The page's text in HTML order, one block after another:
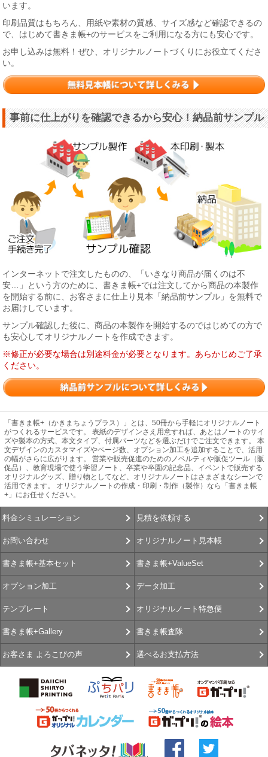
います。
印刷品質はもちろん、用紙や素材の質感、サイズ感など確認できるの
で、はじめて書きま帳+のサービスをご利用になる方にも安心です。
お申し込みは無料！ぜひ、オリジナルノートづくりにお役立てくださ
い。
事前に仕上がりを確認できるから安心！納品前サンプル
インターネットで注文したものの、「いきなり商品が届くのは不
安…」という方のために、書きま帳+では注文してから商品の本製作
を開始する前に、お客さまに仕上り見本「納品前サンプル」を無料で
お届けしています。
サンプル確認した後に、商品の本製作を開始するのではじめての方で
も安心してオリジナルノートを作成できます。
※修正が必要な場合は別途料金が必要となります。あらかじめご了承
ください。
「書きま帳+（かきまちょうプラス）」とは、50冊から手軽にオリジナルノート
がつくれるサービスです。 表紙のデザインさえ用意すれば、あとはノートのサイ
ズや製本の方式、本文タイプ、付属パーツなどを選ぶだけでご注文できます。 本
文デザインのカスタマイズやページ数、オプション加工を追加することで、活用
の幅がさらに広がります。 営業や販売促進のためのノベルティや販促ツール（販
促品）、教育現場で使う学習ノート、卒業や卒園の記念品、イベントで販売する
オリジナルグッズ、贈り物としてなど、オリジナルノートはさまざまなシーンで
活用できます。 オリジナルノートの作成・印刷・制作（製作）なら「書きま帳
+」にお任せください。
料金シミュレーション 見積を依頼する
お問い合わせ オリジナルノート見本帳
書きま帳+基本セット 書きま帳+ValueSet
オプション加工 データ加工
テンプレート オリジナルノート特急便
書きま帳+Gallery 書きま帳査隊
お客さま よろこびの声 選べるお支払方法